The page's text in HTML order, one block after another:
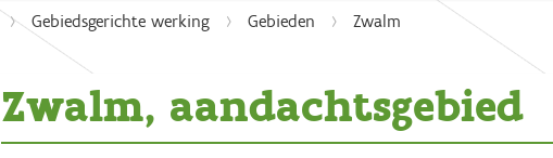
Gebiedsgerichte werking Gebieden Zwalm
Zwalm, aandachtsgebied